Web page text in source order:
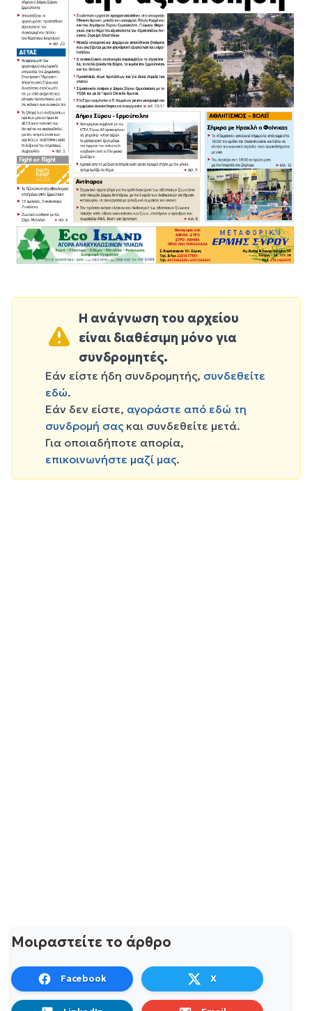
Η ανάγνωση του αρχείου
είναι διαθέσιμη μόνο για
συνδρομητές.
Εάν είστε ήδη συνδρομητής, συνδεθείτε
εδώ.
Εάν δεν είστε, αγοράστε από εδώ τη
συνδρομή σας και συνδεθείτε μετά.
Για οποιαδήποτε απορία,
επικοινωνήστε μαζί μας.
Μοιραστείτε το άρθρο
Facebook X